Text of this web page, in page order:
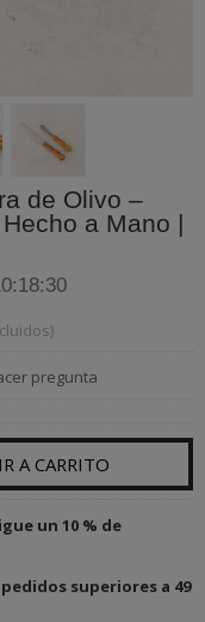
de Olivo –
a Mano |
pregunta
A CARRITO
un 10 % de
superiores a 49